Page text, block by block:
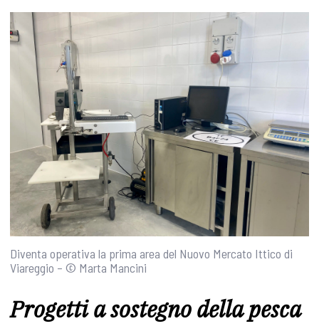
Diventa operativa la prima area del Nuovo Mercato Ittico di
Viareggio – © Marta Mancini
Progetti a sostegno della pesca